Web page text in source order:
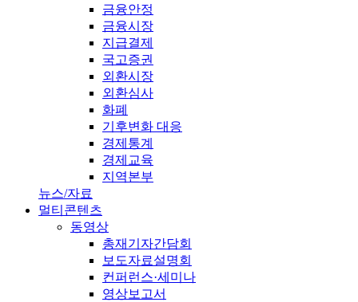
금융안정
금융시장
지급결제
국고증권
외환시장
외환심사
화폐
기후변화 대응
경제통계
경제교육
지역본부
뉴스/자료
멀티콘텐츠
동영상
총재기자간담회
보도자료설명회
컨퍼런스·세미나
영상보고서